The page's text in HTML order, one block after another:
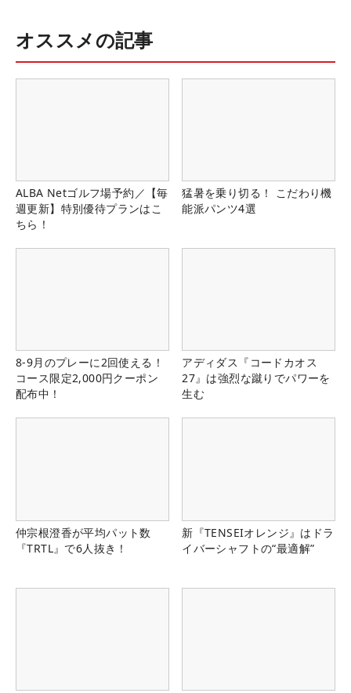
オススメの記事
ALBA Netゴルフ場予約／【毎
週更新】特別優待プランはこ
ちら！
猛暑を乗り切る！ こだわり機
能派パンツ4選
8-9月のプレーに2回使える！
コース限定2,000円クーポン
配布中！
アディダス『コードカオス
27』は強烈な蹴りでパワーを
生む
仲宗根澄香が平均パット数
『TRTL』で6人抜き！
新『TENSEIオレンジ』はドラ
イバーシャフトの“最適解”